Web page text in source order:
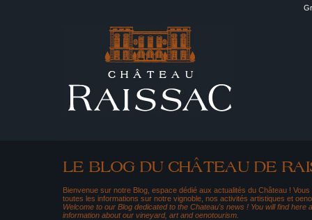
Bienvenue sur notre Blog, espace dédié aux actualités du Château !
toutes les informations sur notre vignoble, nos activités artistiques et
Welcome to our Blog dedicated to the Chateau's news ! You will find here
information about our vineyard, art and oenotourism.